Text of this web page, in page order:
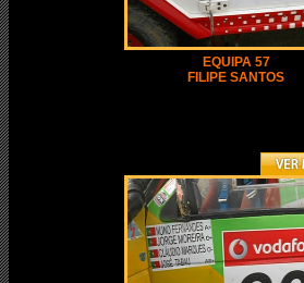
EQUIPA 57
FILIPE SANTOS